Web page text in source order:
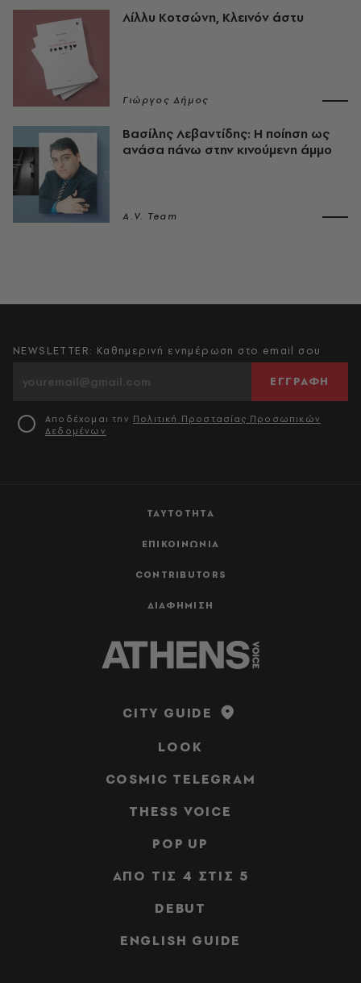
Λίλλυ Κοτσώνη, Κλεινόν άστυ
Γιώργος Δήμος
Βασίλης Λεβαντίδης: Η ποίηση ως
ανάσα πάνω στην κινούμενη άμμο
A.V. Team
ΤΑΥΤΟΤΗΤΑ
ΕΠΙΚΟΙΝΩΝΙΑ
CONTRIBUTORS
ΔΙΑΦΗΜΙΣΗ
NEWSLETTER: Καθημερινή ενημέρωση στο email σου
ΕΓΓΡΑΦΗ
Αποδέχομαι την Πολιτική Προστασίας Προσωπικών
Δεδομένων
CITY GUIDE
LOOK
COSMIC TELEGRAM
THESS VOICE
POP UP
ΑΠΟ ΤΙΣ 4 ΣΤΙΣ 5
DEBUT
ENGLISH GUIDE